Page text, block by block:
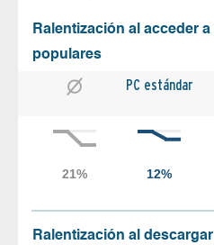
Ralentización al acceder
populares
PC estándar
Ralentización al